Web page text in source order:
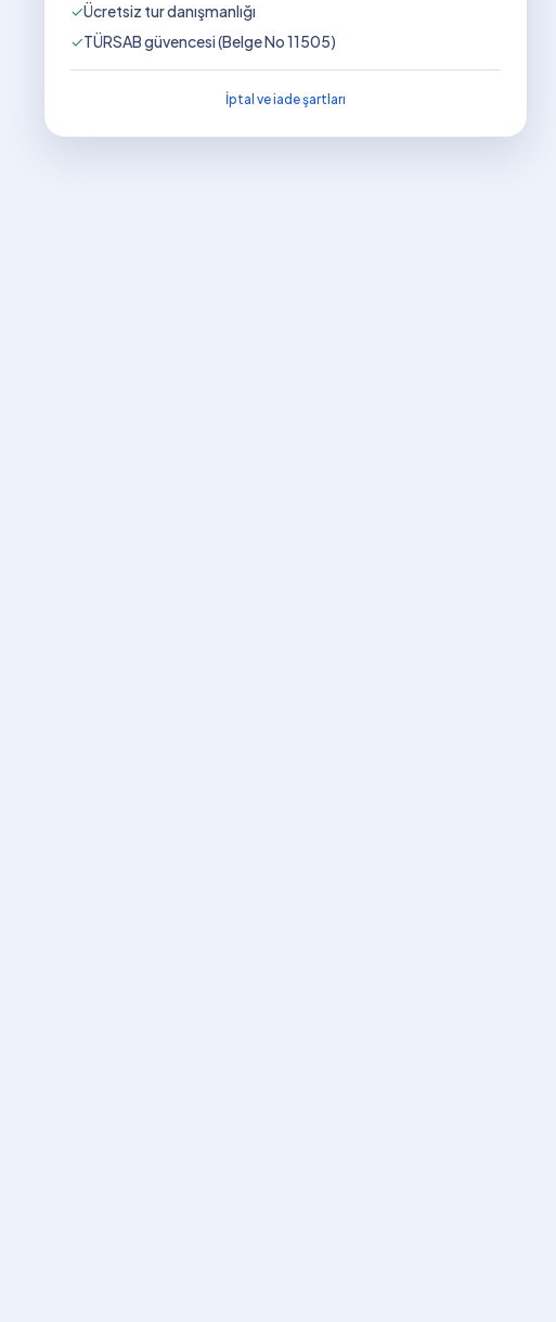
✓Ücretsiz tur danışmanlığı
✓TÜRSAB güvencesi (Belge No 11505)
İptal ve iade şartları